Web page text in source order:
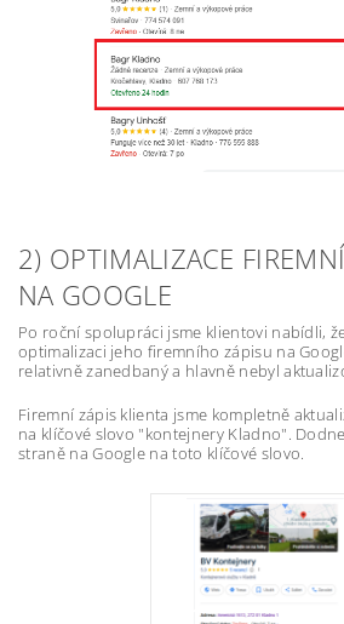
2) OPTIMALIZACE
NA GOOGLE
Po roční spolupráci jsme klientovi nabídli,
optimalizaci jeho firemního zápisu na
relativně zanedbaný a hlavně nebyl
Firemní zápis klienta jsme kompletně
na klíčové slovo "kontejnery Kladno".
straně na Google na toto klíčové slovo.